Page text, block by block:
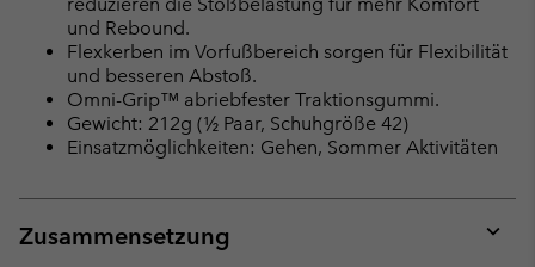
reduzieren die Stoßbelastung für mehr Komfort
und Rebound.
Flexkerben im Vorfußbereich sorgen für Flexibilität
und besseren Abstoß.
Omni-Grip™ abriebfester Traktionsgummi.
Gewicht: 212g (½ Paar, Schuhgröße 42)
Einsatzmöglichkeiten: Gehen, Sommer Aktivitäten
Zusammensetzung